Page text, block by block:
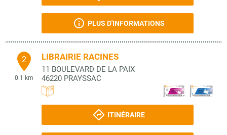
PLUS D'INFORMATIONS
2
0.1 km
LIBRAIRIE RACINES
11 BOULEVARD DE LA PAIX
46220 PRAYSSAC
ITINÉRAIRE